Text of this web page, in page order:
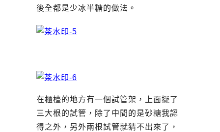
後全都是少冰半糖的做法。
在櫃檯的地方有一個試管架，上面擺了
三大根的試管，除了中間的是砂糖我認
得之外，另外兩根試管就猜不出來了，